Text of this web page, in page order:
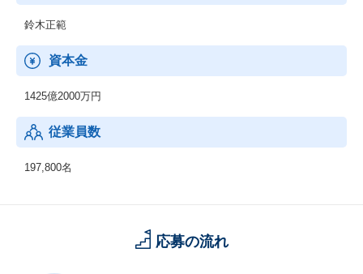
鈴木正範
資本金
1425億2000万円
従業員数
197,800名
応募の流れ